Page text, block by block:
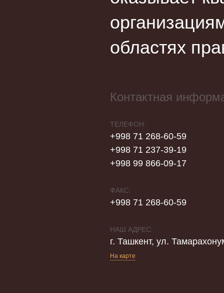
областях
Контактная
ТЕЛЕФОН:
+998 71 268-60-59
+998 71 237-39-19
+998 99 866-09-17
ФАКС:
+998 71 268-60-59
НАШ АДРЕС:
г. Ташкент, ул.
На карте